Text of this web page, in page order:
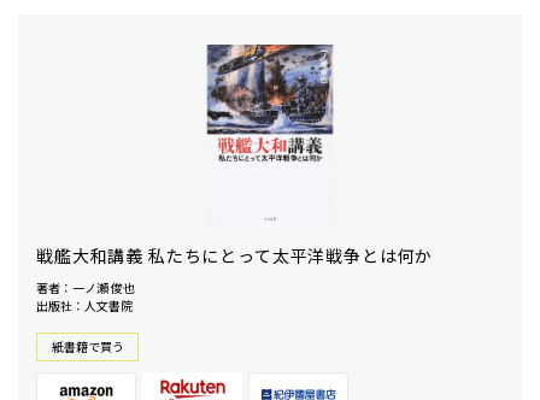
戦艦大和講義 私たちにとって太平洋戦争とは何か
著者：一ノ瀬 俊也
出版社：人文書院
紙書籍で買う